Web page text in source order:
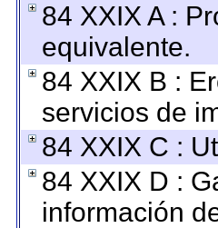
84 XXIX A :
equivalente.
84 XXIX B :
servicios de
84 XXIX C :
84 XXIX D :
información